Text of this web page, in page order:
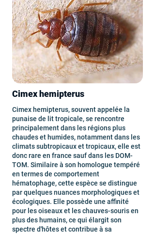
Cimex hemipterus
Cimex hemipterus, souvent appelée la
punaise de lit tropicale, se rencontre
principalement dans les régions plus
chaudes et humides, notamment dans les
climats subtropicaux et tropicaux, elle est
donc rare en france sauf dans les DOM-
TOM. Similaire à son homologue tempéré
en termes de comportement
hématophage, cette espèce se distingue
par quelques nuances morphologiques et
écologiques. Elle possède une affinité
pour les oiseaux et les chauves-souris en
plus des humains, ce qui élargit son
spectre d'hôtes et contribue à sa